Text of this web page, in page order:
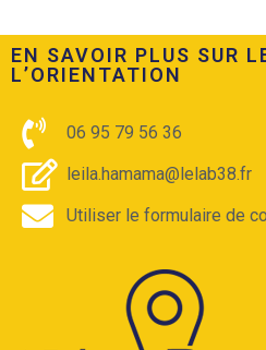
EN SAVOIR PLUS SUR
L’ORIENTATION​
06 95 79 56 36
leila.hamama@lelab38.fr
Utiliser le formulaire de